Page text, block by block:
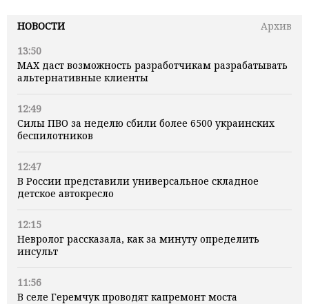
НОВОСТИ
Архив
13:50
MAX даст возможность разработчикам разрабатывать
альтернативные клиенты
12:49
Силы ПВО за неделю сбили более 6500 украинских
беспилотников
12:47
В России представили универсальное складное
детское автокресло
12:15
Невролог рассказала, как за минуту определить
инсульт
11:56
В селе Геремчук проводят капремонт моста